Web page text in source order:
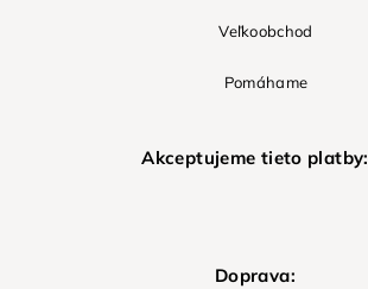
Veľkoobchod
Pomáhame
Akceptujeme tieto platby:
Doprava: